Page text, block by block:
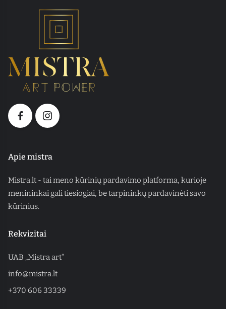
Apie mistra
Mistra.lt - tai meno kūrinių pardavimo platforma, kurioje
menininkai gali tiesiogiai, be tarpininkų pardavinėti savo
kūrinius.
Rekvizitai
UAB „Mistra art“
info@mistra.lt
+370 606 33339